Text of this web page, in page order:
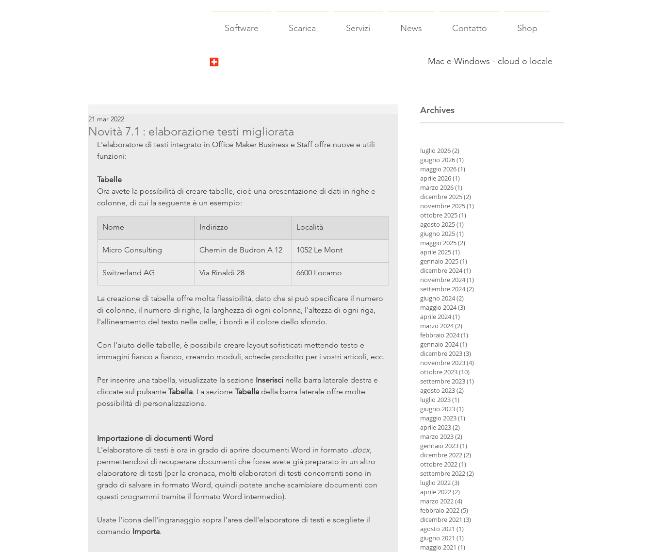
Software Scarica Servizi News Contatto Shop
Mac e Windows - cloud o locale
Novità 7.1 : elaborazione testi migliorata
21 mar 2022
L'elaboratore di testi integrato in Office Maker Business e Staff offre nuove e utili
funzioni:
Tabelle
Ora avete la possibilità di creare tabelle, cioè una presentazione di dati in righe e
colonne, di cui la seguente è un esempio:
Nome Indirizzo Località
Micro Consulting Chemin de Budron A 12 1052 Le Mont
Switzerland AG Via Rinaldi 28 6600 Locarno
La creazione di tabelle offre molta flessibilità, dato che si può specificare il numero
di colonne, il numero di righe, la larghezza di ogni colonna, l'altezza di ogni riga,
l'allineamento del testo nelle celle, i bordi e il colore dello sfondo.
Con l'aiuto delle tabelle, è possibile creare layout sofisticati mettendo testo e
immagini fianco a fianco, creando moduli, schede prodotto per i vostri articoli, ecc.
Per inserire una tabella, visualizzate la sezione Inserisci nella barra laterale destra e
cliccate sul pulsante Tabella. La sezione Tabella della barra laterale offre molte
possibilità di personalizzazione.
Importazione di documenti Word
L'elaboratore di testi è ora in grado di aprire documenti Word in formato .docx,
permettendovi di recuperare documenti che forse avete già preparato in un altro
elaboratore di testi (per la cronaca, molti elaboratori di testi concorrenti sono in
grado di salvare in formato Word, quindi potete anche scambiare documenti con
questi programmi tramite il formato Word intermedio).
Usate l'icona dell'ingranaggio sopra l'area dell'elaboratore di testi e scegliete il
comando Importa.
Archives
luglio 2026(2)
giugno 2026(1)
maggio 2026(1)
aprile 2026(1)
marzo 2026(1)
dicembre 2025(2)
novembre 2025(1)
ottobre 2025(1)
agosto 2025(1)
giugno 2025(1)
maggio 2025(2)
aprile 2025(1)
gennaio 2025(1)
dicembre 2024(1)
novembre 2024(1)
settembre 2024(2)
giugno 2024(2)
maggio 2024(3)
aprile 2024(1)
marzo 2024(2)
febbraio 2024(1)
gennaio 2024(1)
dicembre 2023(3)
novembre 2023(4)
ottobre 2023(10)
settembre 2023(1)
agosto 2023(2)
luglio 2023(1)
giugno 2023(1)
maggio 2023(1)
aprile 2023(2)
marzo 2023(2)
gennaio 2023(1)
dicembre 2022(2)
ottobre 2022(1)
settembre 2022(2)
luglio 2022(3)
aprile 2022(2)
marzo 2022(4)
febbraio 2022(5)
dicembre 2021 (3)
agosto 2021 (1)
giugno 2021 (1)
maggio 2021 (1)